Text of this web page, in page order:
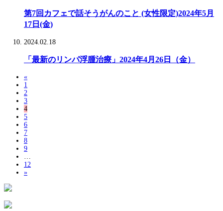
第7回カフェで話そうがんのこと (女性限定)2024年5月
17日(金)
2024.02.18
「最新のリンパ浮腫治療」2024年4月26日（金）
«
1
2
3
4
5
6
7
8
9
…
12
»